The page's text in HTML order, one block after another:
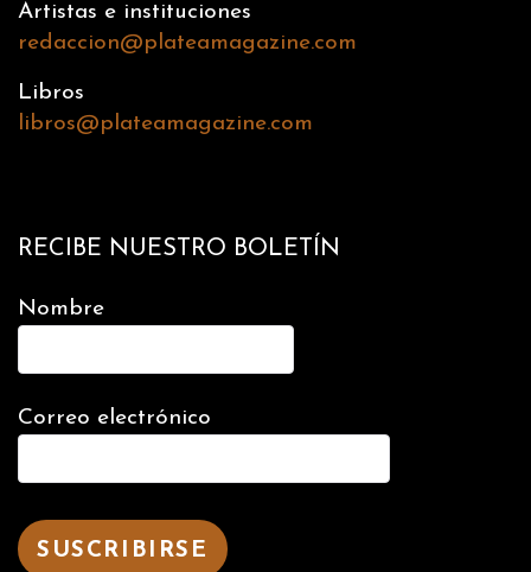
Artistas e instituciones
redaccion@plateamagazine.com
Libros
libros@plateamagazine.com
RECIBE NUESTRO BOLETÍN
Nombre
Correo electrónico